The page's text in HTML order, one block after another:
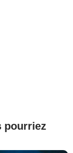
pourriez